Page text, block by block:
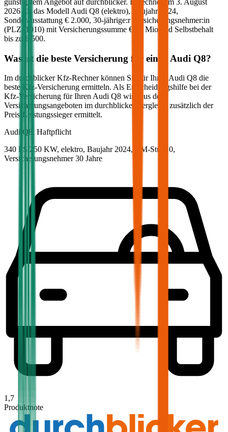
2026 für das Modell Audi Q8 (elektro), Baujahr 2024,
Sonderausstattung € 2.000, 30-jährige:rVersicherungsnehmer:in
(PLZ:
1010) mit Versicherungssumme € 20 Mio und Selbstbehalt
bis zu € 500.
Was ist die beste Versicherung für einen Audi Q8?
Im durchblicker Kfz-Rechner können Sie für Ihren Audi Q8 die
beste Kfz-Versicherung ermitteln. Als Entscheidungshilfe bei der
Kfz-Versicherung für Ihren Audi Q8 wird aus den
Versicherungsangeboten im durchblicker Vergleich zusätzlich der
Preis-Leistungssieger ermittelt.
Audi Q8, Haftpflicht
340 PS/250 KW, elektro, Baujahr 2024, BM-Stufe 0,
Versicherungsnehmer 30 Jahre
1,7
Produktnote